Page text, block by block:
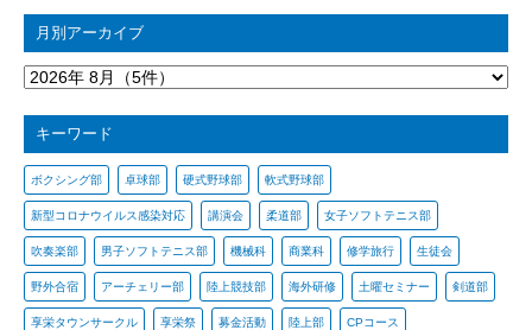
月別アーカイブ
キーワード
ボクシング部 卓球部 硬式野球部 軟式野球部
新型コロナウイルス感染対応 講演会 柔道部 女子ソフトテニス部
吹奏楽部 男子ソフトテニス部 機械科 商業科 修学旅行 生徒会
野外合宿 アーチェリー部 陸上競技部 海外研修 土曜セミナー 剣道部
享栄タウンサークル 享栄祭 募金活動 陸上部 CPコース